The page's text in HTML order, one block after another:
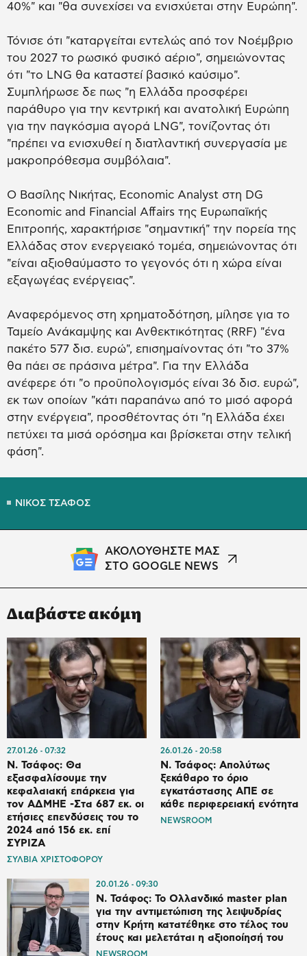
40%" και "θα συνεχίσει να ενισχύεται στην Ευρώπη".
Τόνισε ότι "καταργείται εντελώς από τον Νοέμβριο
του 2027 το ρωσικό φυσικό αέριο", σημειώνοντας
ότι "το LNG θα καταστεί βασικό καύσιμο".
Συμπλήρωσε δε πως "η Ελλάδα προσφέρει
παράθυρο για την κεντρική και ανατολική Ευρώπη
για την παγκόσμια αγορά LNG", τονίζοντας ότι
"πρέπει να ενισχυθεί η διατλαντική συνεργασία με
μακροπρόθεσμα συμβόλαια".
Ο Βασίλης Νικήτας, Economic Analyst στη DG
Economic and Financial Affairs της Ευρωπαϊκής
Επιτροπής, χαρακτήρισε "σημαντική" την πορεία της
Ελλάδας στον ενεργειακό τομέα, σημειώνοντας ότι
"είναι αξιοθαύμαστο το γεγονός ότι η χώρα είναι
εξαγωγέας ενέργειας".
Αναφερόμενος στη χρηματοδότηση, μίλησε για το
Ταμείο Ανάκαμψης και Ανθεκτικότητας (RRF) "ένα
πακέτο 577 δισ. ευρώ", επισημαίνοντας ότι "το 37%
θα πάει σε πράσινα μέτρα". Για την Ελλάδα
ανέφερε ότι "ο προϋπολογισμός είναι 36 δισ. ευρώ",
εκ των οποίων "κάτι παραπάνω από το μισό αφορά
στην ενέργεια", προσθέτοντας ότι "η Ελλάδα έχει
πετύχει τα μισά ορόσημα και βρίσκεται στην τελική
φάση".
ΝΙΚΟΣ ΤΣΑΦΟΣ
ΑΚΟΛΟΥΘΗΣΤΕ ΜΑΣ
ΣΤΟ GOOGLE NEWS
Διαβάστε ακόμη
27.01.26 07:32
Ν. Τσάφος: Θα
εξασφαλίσουμε την
κεφαλαιακή επάρκεια για
τον ΑΔΜΗΕ -Στα 687 εκ. οι
ετήσιες επενδύσεις του το
2024 από 156 εκ. επί
ΣΥΡΙΖΑ
ΣΥΛΒΙΑ ΧΡΙΣΤΟΦΟΡΟΥ
26.01.26 20:58
Ν. Τσάφος: Απολύτως
ξεκάθαρο το όριο
εγκατάστασης ΑΠΕ σε
κάθε περιφερειακή ενότητα
NEWSROOM
20.01.26 09:30
Ν. Τσάφος: Το Ολλανδικό master plan
για την αντιμετώπιση της λειψυδρίας
στην Κρήτη κατατέθηκε στο τέλος του
έτους και μελετάται η αξιοποίησή του
NEWSROOM